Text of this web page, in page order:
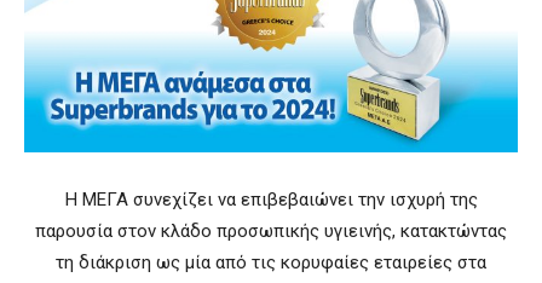
Η ΜΕΓΑ συνεχίζει να επιβεβαιώνει την ισχυρή της
παρουσία στον κλάδο προσωπικής υγιεινής, κατακτώντας
τη διάκριση ως μία από τις κορυφαίες εταιρείες στα